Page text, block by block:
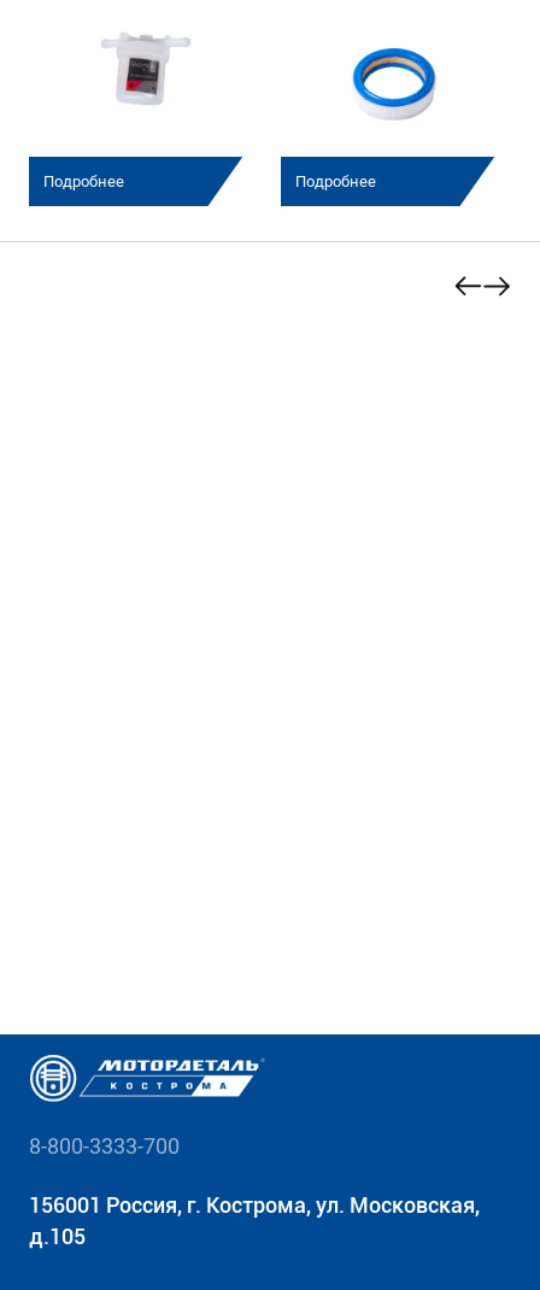
Подробнее Подробнее
8-800-3333-700
156001 Россия, г. Кострома, ул. Московская,
д.105